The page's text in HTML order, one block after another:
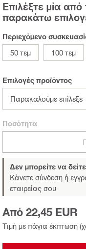
Επιλέξτε μία από
παρακάτω
Περιεχόμενο
50 τεμ
100 τεμ
Επιλογές προϊόντος
Παρακαλούμε επίλεξε
Ποσότητα
Δεν μπορείτε να
Κάνετε σύνδεση ή
εταιρείας σου
Τιμή με πάγια έκπτωση
Από 22,45 EUR